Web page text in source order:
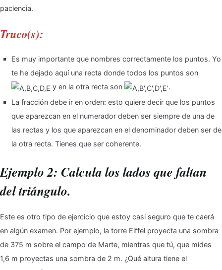
paciencia.
Truco(s):
Es muy importante que nombres correctamente los puntos. Yo
te he dejado aquí una recta donde todos los puntos son
y en la otra recta son
.
La fracción debe ir en orden: esto quiere decir que los puntos
que aparezcan en el numerador deben ser siempre de una de
las rectas y los que aparezcan en el denominador deben ser de
la otra recta. Tienes que ser coherente.
Ejemplo 2: Calcula los lados que faltan
del triángulo.
Este es otro tipo de ejercicio que estoy casi seguro que te caerá
en algún examen. Por ejemplo, la torre Eiffel proyecta una sombra
de 375 m sobre el campo de Marte, mientras que tú, que mides
1,6 m proyectas una sombra de 2 m. ¿Qué altura tiene el